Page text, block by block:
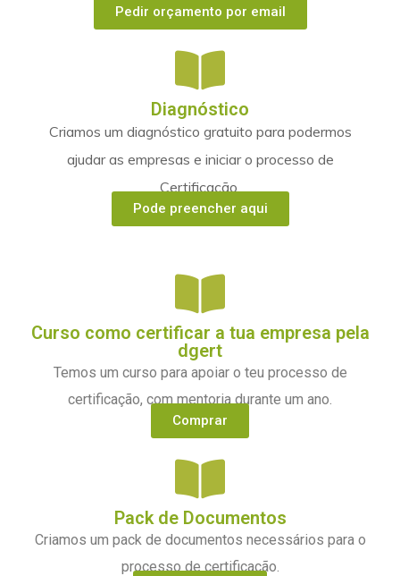
Pedir orçamento por email
Diagnóstico
Criamos um diagnóstico gratuito para podermos
ajudar as empresas e iniciar o processo de
Certificação.
Pode preencher aqui
Curso como certificar a tua empresa pela
dgert
Temos um curso para apoiar o teu processo de
certificação, com mentoria durante um ano.
Comprar
Pack de Documentos
Criamos um pack de documentos necessários para o
processo de certificação.